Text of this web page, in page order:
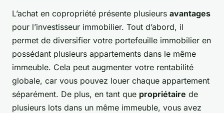
L’achat en copropriété présente plusieurs avantages
pour l’investisseur immobilier. Tout d’abord, il
permet de diversifier votre portefeuille immobilier en
possédant plusieurs appartements dans le même
immeuble. Cela peut augmenter votre rentabilité
globale, car vous pouvez louer chaque appartement
séparément. De plus, en tant que propriétaire de
plusieurs lots dans un même immeuble, vous avez